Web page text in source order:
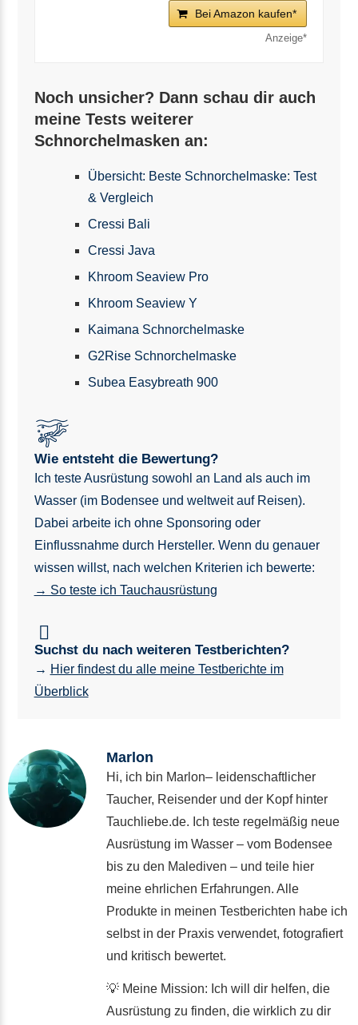
Bei Amazon kaufen*
Noch unsicher? Dann schau dir auch
meine Tests weiterer
Schnorchelmasken an:
Übersicht: Beste Schnorchelmaske: Test
& Vergleich
Cressi Bali
Cressi Java
Khroom Seaview Pro
Khroom Seaview Y
Kaimana Schnorchelmaske
G2Rise Schnorchelmaske
Subea Easybreath 900
Wie entsteht die Bewertung?
Ich teste Ausrüstung sowohl an Land als auch im
Wasser (im Bodensee und weltweit auf Reisen).
Dabei arbeite ich ohne Sponsoring oder
Einflussnahme durch Hersteller. Wenn du genauer
wissen willst, nach welchen Kriterien ich bewerte:
→ So teste ich Tauchausrüstung
Suchst du nach weiteren Testberichten?
→ Hier findest du alle meine Testberichte im
Überblick
Marlon
Hi, ich bin Marlon– leidenschaftlicher
Taucher, Reisender und der Kopf hinter
Tauchliebe.de. Ich teste regelmäßig neue
Ausrüstung im Wasser – vom Bodensee
bis zu den Malediven – und teile hier
meine ehrlichen Erfahrungen. Alle
Produkte in meinen Testberichten habe ich
selbst in der Praxis verwendet, fotografiert
und kritisch bewertet.
💡 Meine Mission: Ich will dir helfen, die
Ausrüstung zu finden, die wirklich zu dir